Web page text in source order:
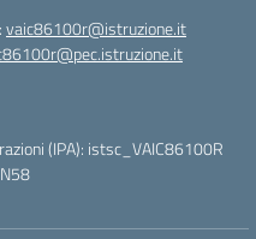
vaic86100r@istruzione.it
(IPA): istsc_VAIC86100R